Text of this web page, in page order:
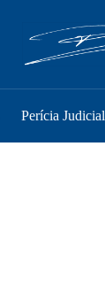
Perícia Judicial